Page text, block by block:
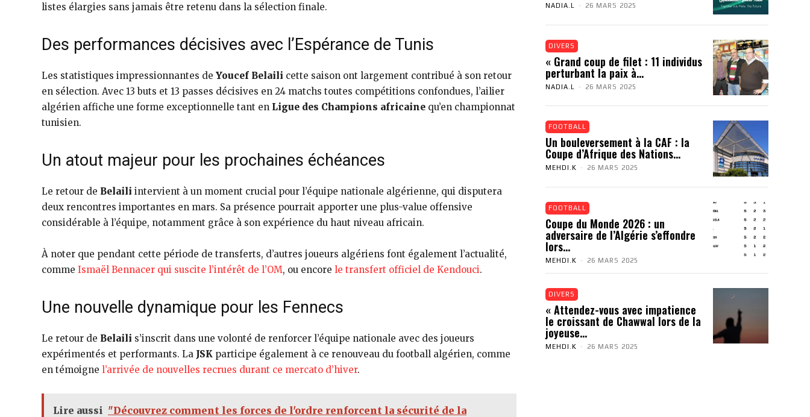
listes élargies sans jamais être retenu dans la sélection finale.
Des performances décisives avec l’Espérance de Tunis
Les statistiques impressionnantes de Youcef Belaili cette saison ont largement contribué à son retour
en sélection. Avec 13 buts et 13 passes décisives en 24 matchs toutes compétitions confondues, l’ailier
algérien affiche une forme exceptionnelle tant en Ligue des Champions africaine qu’en championnat
tunisien.
Un atout majeur pour les prochaines échéances
Le retour de Belaili intervient à un moment crucial pour l’équipe nationale algérienne, qui disputera
deux rencontres importantes en mars. Sa présence pourrait apporter une plus-value offensive
considérable à l’équipe, notamment grâce à son expérience du haut niveau africain.
À noter que pendant cette période de transferts, d’autres joueurs algériens font également l’actualité,
comme Ismaël Bennacer qui suscite l’intérêt de l’OM, ou encore le transfert officiel de Kendouci.
Une nouvelle dynamique pour les Fennecs
Le retour de Belaili s’inscrit dans une volonté de renforcer l’équipe nationale avec des joueurs
expérimentés et performants. La JSK participe également à ce renouveau du football algérien, comme
en témoigne l’arrivée de nouvelles recrues durant ce mercato d’hiver.
Lire aussi "Découvrez comment les forces de l'ordre renforcent la sécurité de la
NADIA.L - 26 MARS 2025
DIVERS
« Grand coup de filet : 11 individus
perturbant la paix à...
NADIA.L - 26 MARS 2025
FOOTBALL
Un bouleversement à la CAF : la
Coupe d’Afrique des Nations...
MEHDI.K - 26 MARS 2025
FOOTBALL
Coupe du Monde 2026 : un
adversaire de l’Algérie s’effondre
lors...
MEHDI.K - 26 MARS 2025
DIVERS
« Attendez-vous avec impatience
le croissant de Chawwal lors de la
joyeuse...
MEHDI.K - 26 MARS 2025